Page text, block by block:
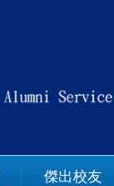
傑出校友